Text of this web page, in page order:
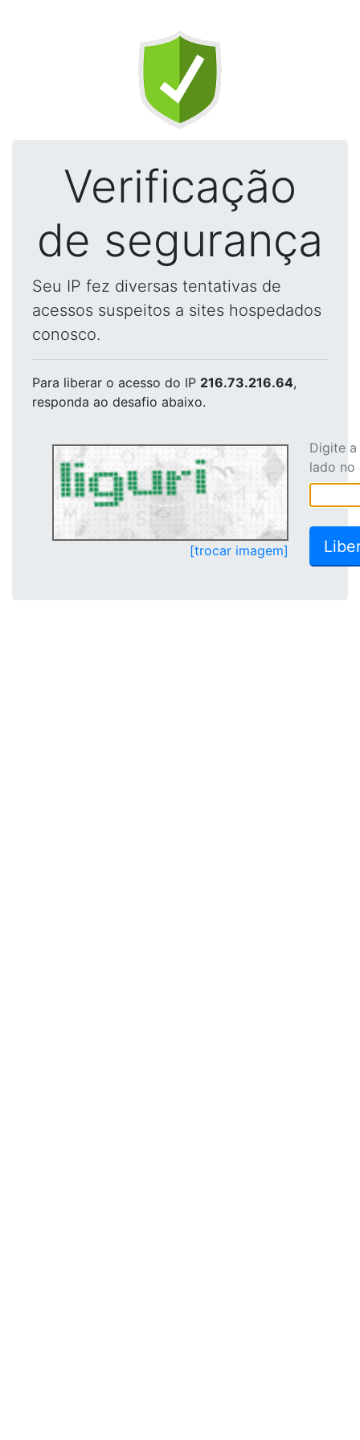
Verificação
de segurança
Seu IP fez diversas tentativas de
acessos suspeitos a sites hospedados
conosco.
Para liberar o acesso do IP 216.73.216.64,
responda ao desafio abaixo.
[trocar imagem]
Digite
lado no